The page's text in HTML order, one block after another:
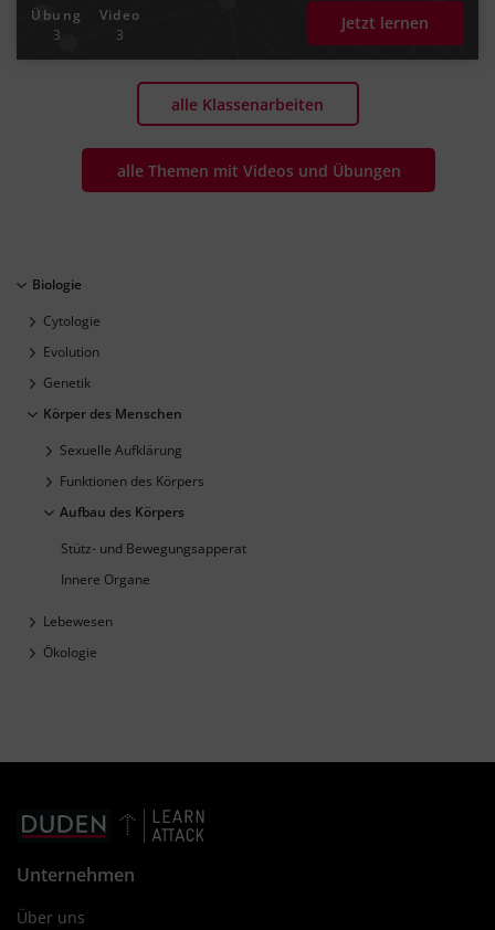
Übung
3
Video
3
Jetzt lernen
alle Klassenarbeiten
alle Themen mit Videos und Übungen
Biologie
Cytologie
Evolution
Genetik
Körper des Menschen
Sexuelle Aufklärung
Funktionen des Körpers
Aufbau des Körpers
Stütz- und Bewegungsapperat
Innere Organe
Lebewesen
Ökologie
Unternehmen
Über uns